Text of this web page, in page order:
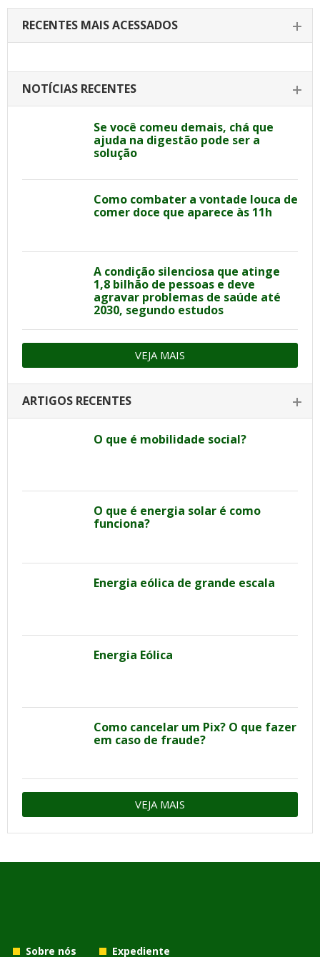
RECENTES MAIS ACESSADOS
NOTÍCIAS RECENTES
Se você comeu demais, chá que
ajuda na digestão pode ser a
solução
Como combater a vontade louca de
comer doce que aparece às 11h
A condição silenciosa que atinge
1,8 bilhão de pessoas e deve
agravar problemas de saúde até
2030, segundo estudos
VEJA MAIS
ARTIGOS RECENTES
O que é mobilidade social?
O que é energia solar é como
funciona?
Energia eólica de grande escala
Energia Eólica
Como cancelar um Pix? O que fazer
em caso de fraude?
VEJA MAIS
Sobre nós Expediente